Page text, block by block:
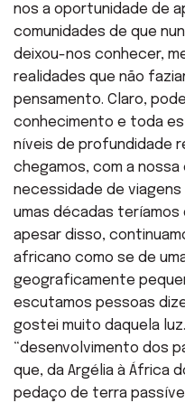
nos a oportunidade de
comunidades de que
deixou-nos conhecer,
realidades que não
pensamento. Claro,
conhecimento e toda
níveis de profundidade
chegamos, com a nossa
necessidade de
umas décadas teríamos
apesar disso,
africano como se de
geograficamente
escutamos pessoas
gostei muito daquela
“desenvolvimento dos
que, da Argélia à África
pedaço de terra